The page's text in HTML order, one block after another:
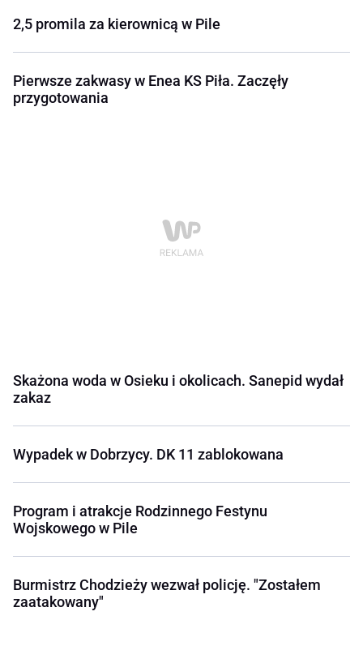
2,5 promila za kierownicą w Pile
Pierwsze zakwasy w Enea KS Piła. Zaczęły
przygotowania
Skażona woda w Osieku i okolicach. Sanepid wydał
zakaz
Wypadek w Dobrzycy. DK 11 zablokowana
Program i atrakcje Rodzinnego Festynu
Wojskowego w Pile
Burmistrz Chodzieży wezwał policję. "Zostałem
zaatakowany"